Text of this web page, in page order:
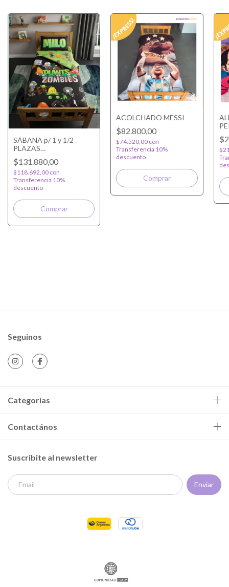
SÁBANA p/ 1 y 1/2
PLAZAS
PERSONALIZADA
$131.880,00
$118.692,00 con
Transferencia 10%
descuento
ACOLCHADO MESSI
$82.800,00
$74.520,00 con
Transferencia 10%
descuento
Seguinos
Categorías
Contactános
Suscribite al newsletter